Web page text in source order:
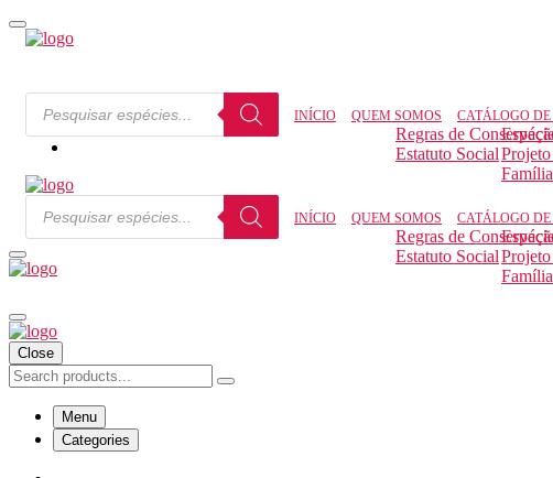
INÍCIO QUEM SOMOS
Regras de
Estatuto Social
CATÁLOGO DE
INÍCIO QUEM SOMOS
Regras de
Estatuto Social
CATÁLOGO DE
Close
Menu
Categories